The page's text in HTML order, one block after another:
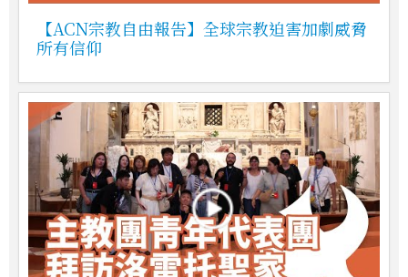
【ACN宗教自由報告】全球宗教迫害加劇威脅
所有信仰